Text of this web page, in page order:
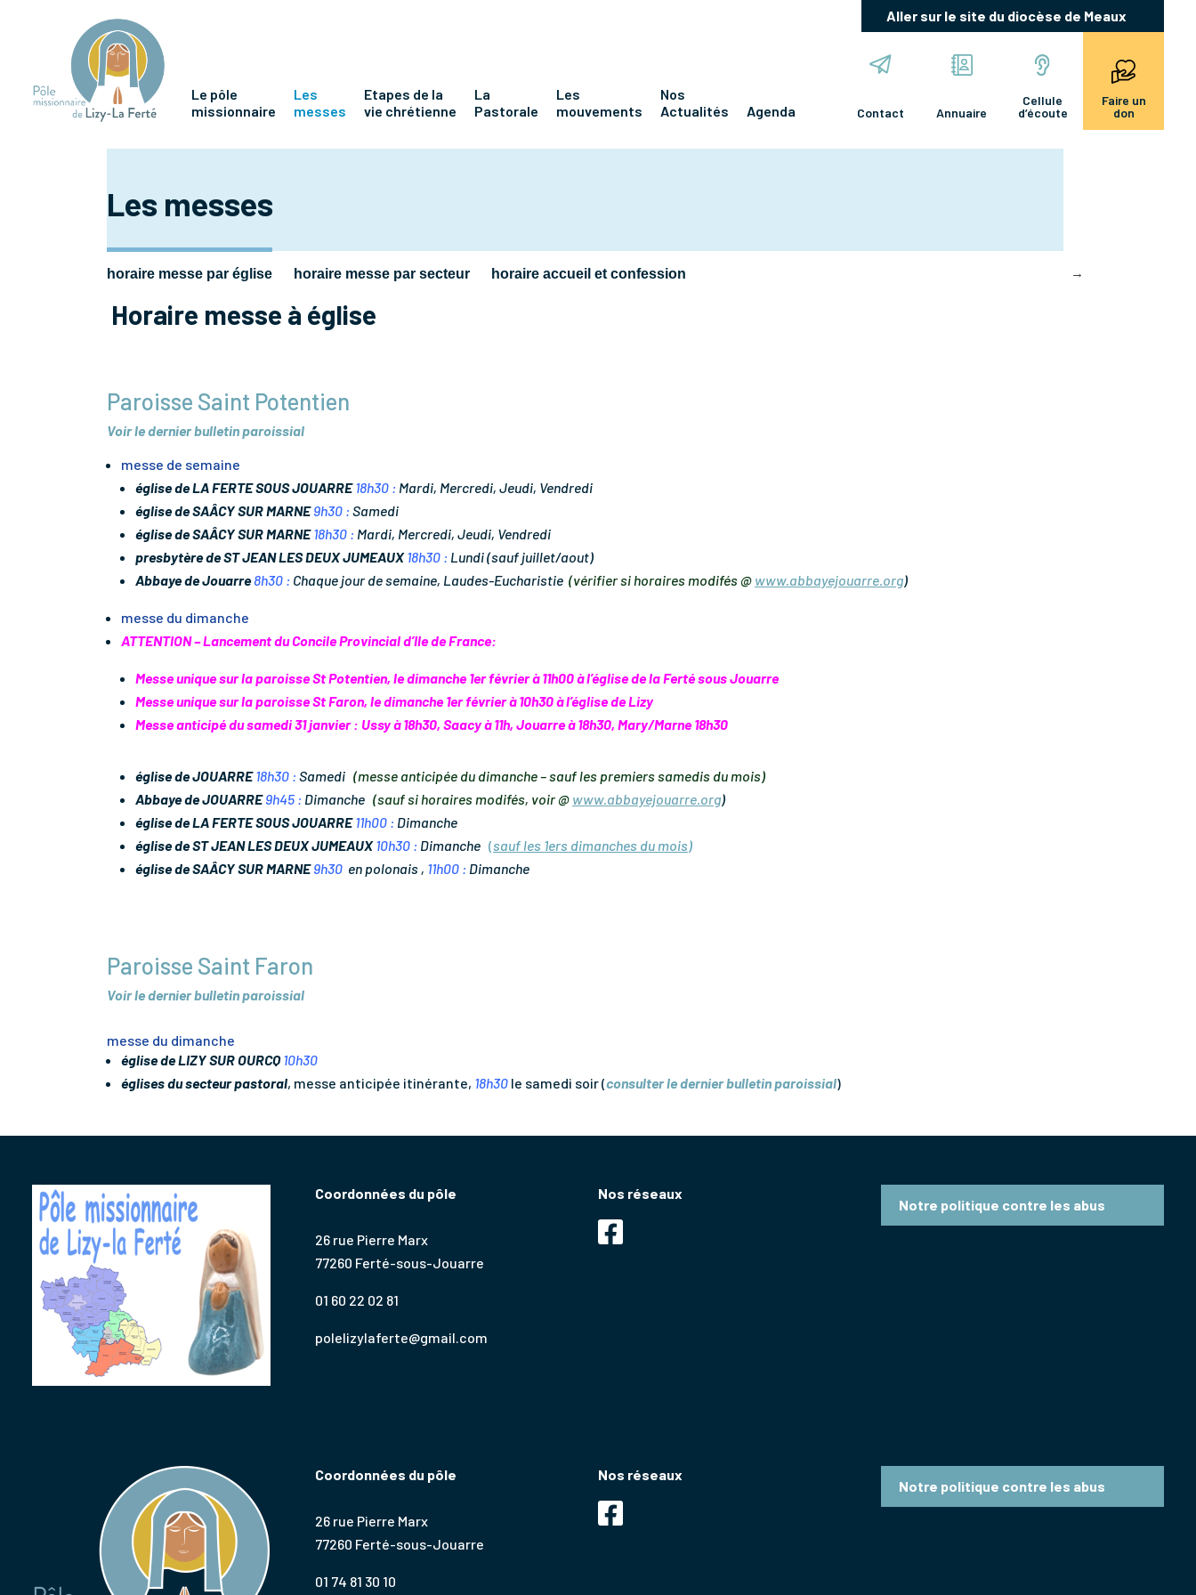
Aller sur le site du diocèse de Meaux
Le pôle
missionnaire
Les
messes
Etapes de la
vie chrétienne
La
Pastorale
Les
mouvements
Nos
Actualités
Agenda Contact Annuaire
Cellule
d’écoute
Faire un
don
Les messes
horaire messe par église horaire messe par secteur horaire accueil et confession
Horaire messe à église
Paroisse Saint Potentien
Voir le dernier bulletin paroissial
messe de semaine
église de LA FERTE SOUS JOUARRE18h30 : Mardi, Mercredi, Jeudi, Vendredi
église de SAÂCY SUR MARNE9h30 : Samedi
église de SAÂCY SUR MARNE18h30 : Mardi, Mercredi, Jeudi, Vendredi
presbytère de ST JEAN LES DEUX JUMEAUX18h30 : Lundi (sauf juillet/aout)
Abbaye de Jouarre8h30 : Chaque jour de semaine, Laudes-Eucharistie (vérifier si horaires modifés @ www.abbayejouarre.org)
messe du dimanche
ATTENTION – Lancement du Concile Provincial d’Ile de France:
Messe unique sur la paroisse St Potentien, le dimanche 1er février à 11h00 à l’église de la Ferté sous Jouarre
Messe unique sur la paroisse St Faron, le dimanche 1er février à 10h30 à l’église de Lizy
Messe anticipé du samedi 31 janvier : Ussy à 18h30, Saacy à 11h, Jouarre à 18h30, Mary/Marne 18h30
église de JOUARRE18h30 : Samedi (messe anticipée du dimanche – sauf les premiers samedis du mois)
Abbaye de JOUARRE9h45 : Dimanche (sauf si horaires modifés, voir @ www.abbayejouarre.org)
église de LA FERTE SOUS JOUARRE11h00 : Dimanche
église de ST JEAN LES DEUX JUMEAUX10h30 : Dimanche (sauf les 1ers dimanches du mois)
église de SAÂCY SUR MARNE9h30 en polonais , 11h00 : Dimanche
Paroisse Saint Faron
Voir le dernier bulletin paroissial
messe du dimanche
église de LIZY SUR OURCQ10h30
églises du secteur pastoral, messe anticipée itinérante, 18h30 le samedi soir (consulter le dernier bulletin paroissial)
Coordonnées du pôle
26 rue Pierre Marx
77260 Ferté-sous-Jouarre
01 60 22 02 81
polelizylaferte@gmail.com
Nos réseaux
Notre politique contre les abus
Coordonnées du pôle
26 rue Pierre Marx
77260 Ferté-sous-Jouarre
01 74 81 30 10
Nos réseaux
Notre politique contre les abus